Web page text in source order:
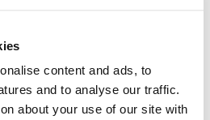
content and ads, to
and to analyse our traffic.
about your use of our site with
案阻值之和的壓差，就無法正確檢